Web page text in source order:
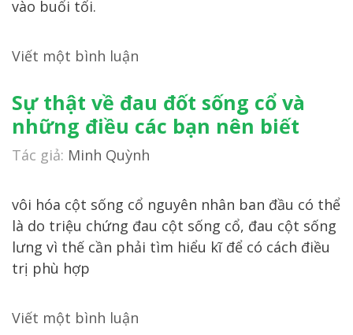
vào buổi tối.
Viết một bình luận
Sự thật về đau đốt sống cổ và
những điều các bạn nên biết
Tác giả: Minh Quỳnh
vôi hóa cột sống cổ nguyên nhân ban đầu có thể
là do triệu chứng đau cột sống cổ, đau cột sống
lưng vì thế cần phải tìm hiểu kĩ để có cách điều
trị phù hợp
Viết một bình luận